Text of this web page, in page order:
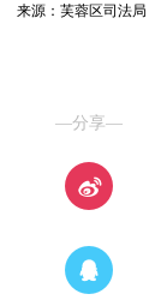
来源：芙蓉区司法局
—分享—